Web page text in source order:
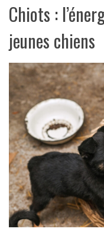
Chiots :
jeunes chiens